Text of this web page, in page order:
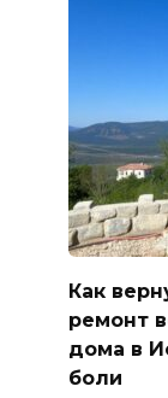
Как
ремонт
дома в
боли